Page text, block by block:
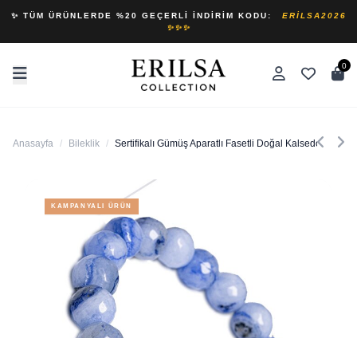
✨ TÜM ÜRÜNLERDE %20 GEÇERLI İNDIRIM KODU:
ERILSA2026
✨✨✨
0
Anasayfa / Bileklik / Sertifikalı Gümüş Aparatlı Fasetli Doğal Kalsedon Taşı
KAMPANYALI ÜRÜN